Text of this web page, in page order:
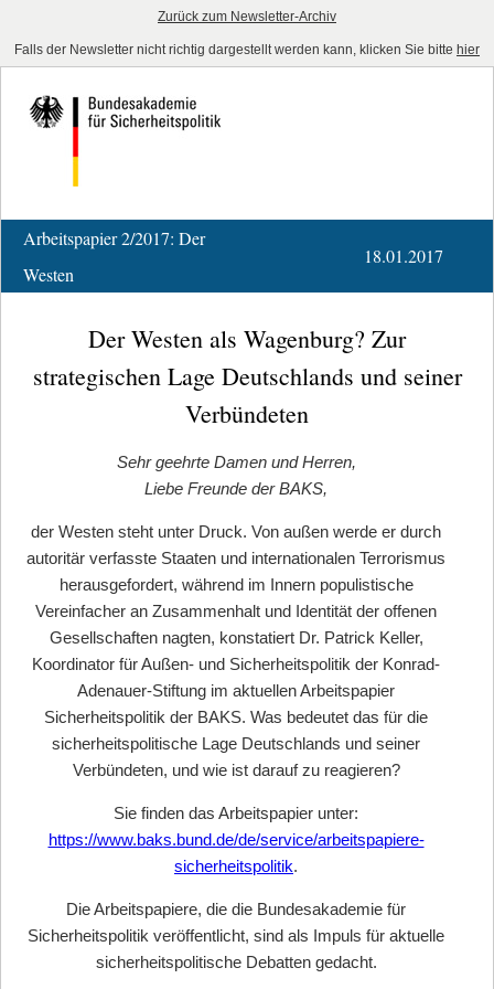
Zurück zum Newsletter-Archiv
Falls der Newsletter nicht richtig dargestellt werden kann, klicken Sie bitte hier
Arbeitspapier 2/2017: Der
Westen
18.01.2017
Der Westen als Wagenburg? Zur
strategischen Lage Deutschlands und seiner
Verbündeten
Sehr geehrte Damen und Herren,
Liebe Freunde der BAKS,
der Westen steht unter Druck. Von außen werde er durch
autoritär verfasste Staaten und internationalen Terrorismus
herausgefordert, während im Innern populistische
Vereinfacher an Zusammenhalt und Identität der offenen
Gesellschaften nagten, konstatiert Dr. Patrick Keller,
Koordinator für Außen- und Sicherheitspolitik der Konrad-
Adenauer-Stiftung im aktuellen Arbeitspapier
Sicherheitspolitik der BAKS. Was bedeutet das für die
sicherheitspolitische Lage Deutschlands und seiner
Verbündeten, und wie ist darauf zu reagieren?
Sie finden das Arbeitspapier unter:
https://www.baks.bund.de/de/service/arbeitspapiere-
sicherheitspolitik.
Die Arbeitspapiere, die die Bundesakademie für
Sicherheitspolitik veröffentlicht, sind als Impuls für aktuelle
sicherheitspolitische Debatten gedacht.